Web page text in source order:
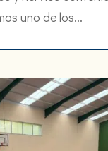
uno de los...